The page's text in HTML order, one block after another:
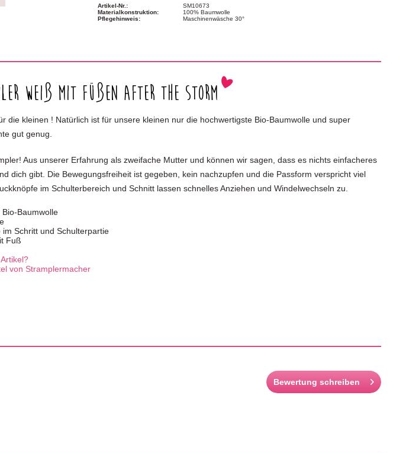
Artikel-Nr.:
SM10673
Materialkonstruktion:
100% Baumwolle
Pflegehinweis:
Maschinenwäsche 30°
weiß mit Füßen After the Storm
die kleinen ! Natürlich ist für unsere kleinen nur die hochwertigste Bio-Baumwolle und super
gut genug.
Aus unserer Erfahrung als zweifache Mutter und können wir sagen, dass es nichts einfacheres
dich gibt. Die Bewegungsfreiheit ist gegeben, kein nachzupfen und die Passform verspricht viel
im Schulterbereich und Schnitt lassen schnelles Anziehen und Windelwechseln zu.
Baumwolle
im Schritt und Schulterpartie
Fuß
von Stramplermacher
Bewertung schreiben